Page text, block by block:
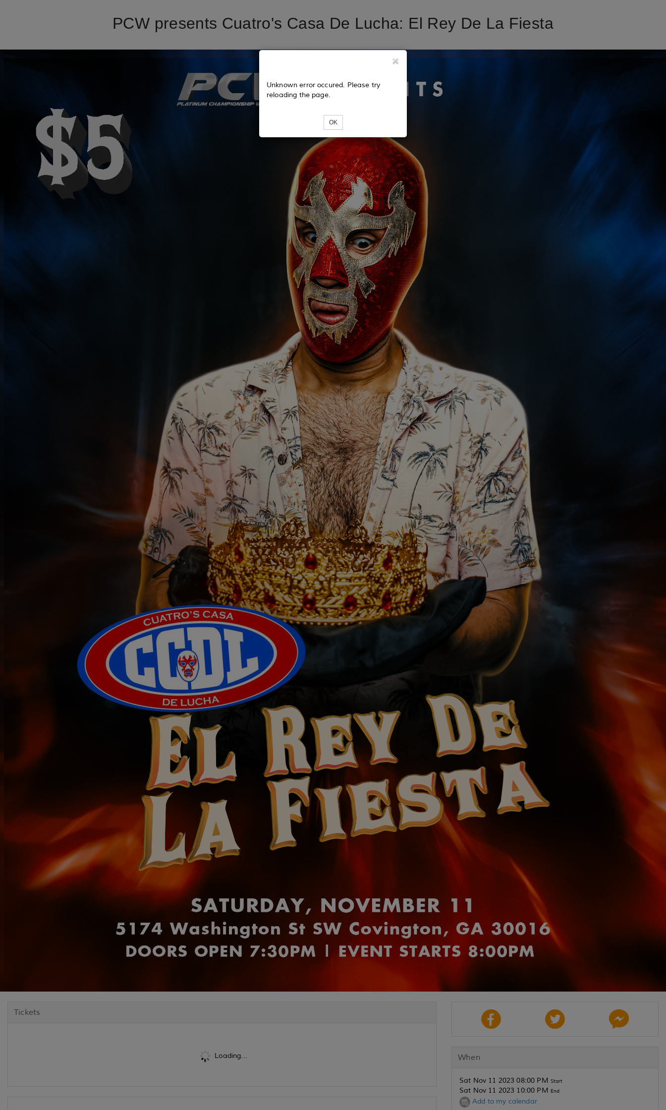
PCW presents Cuatro's Casa De Lucha: El Rey De La Fiesta
Tickets
Loading...
Unknown error occured. Please try
reloading the page.
OK
When
Sat Nov 11 2023 08:00 PM Start
Sat Nov 11 2023 10:00 PM End
Add to my calendar